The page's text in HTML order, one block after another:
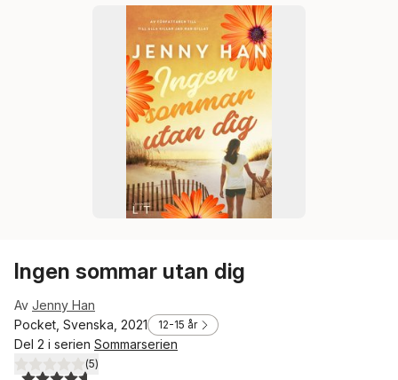
Ingen sommar utan dig
Av Jenny Han
Pocket, Svenska, 2021
12-15 år
Del 2 i serien Sommarserien
4,6utav 5 stjärnor. Totalt antal röster:
(5)